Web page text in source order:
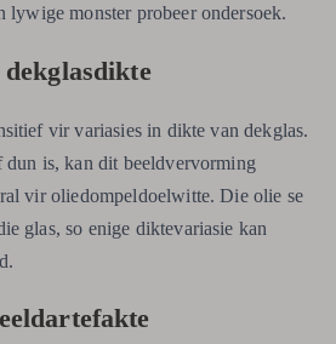
lywige monster probeer ondersoek.
vir variasies in dikte van dekglas.
is, kan dit beeldvervorming
vir oliedompeldoelwitte. Die olie se
glas, so enige diktevariasie kan